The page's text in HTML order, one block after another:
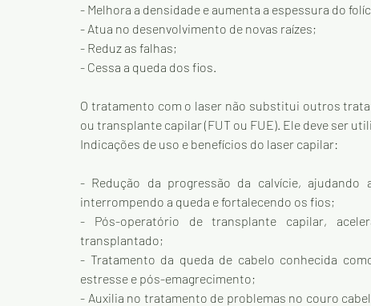
- Melhora a densidade e aumenta a espessura do
- Atua no desenvolvimento de novas raízes;
- Reduz as falhas;
- Cessa a queda dos fios.
O tratamento com o laser não substitui outros
ou transplante capilar (FUT ou FUE). Ele deve ser
Indicações de uso e benefícios do laser capilar:
- Redução da progressão da calvície,
interrompendo a queda e fortalecendo os fios;
- Pós-operatório de transplante capilar,
transplantado;
- Tratamento da queda de cabelo conhecida
estresse e pós-emagrecimento;
- Auxilia no tratamento de problemas no couro